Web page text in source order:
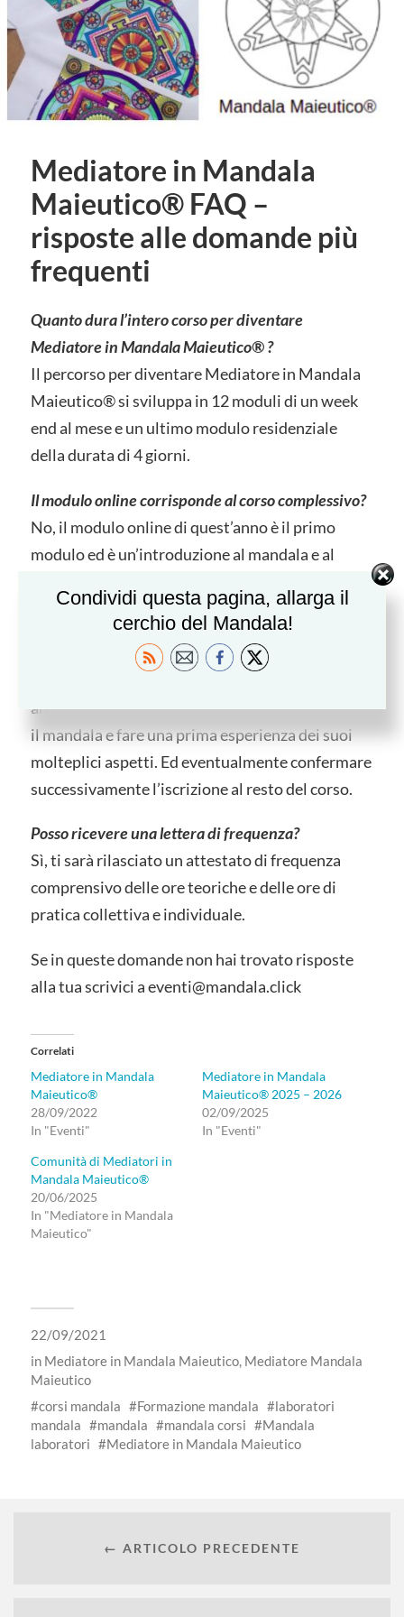
Mediatore in Mandala
Maieutico® FAQ –
risposte alle domande più
frequenti
Quanto dura l’intero corso per diventare
Mediatore in Mandala Maieutico® ?
Il percorso per diventare Mediatore in Mandala
Maieutico® si sviluppa in 12 moduli di un week
end al mese e un ultimo modulo residenziale
della durata di 4 giorni.
Il modulo online corrisponde al corso complessivo?
No, il modulo online di quest’anno è il primo
modulo ed è un’introduzione al mandala e al
Posso frequentare il modulo online di quest’anno e
poi decidere se continuare?
anche nel caso volessi semplicemente incontrare
il mandala e fare una prima esperienza dei suoi
molteplici aspetti. Ed eventualmente confermare
successivamente l’iscrizione al resto del corso.
Posso ricevere una lettera di frequenza?
Sì, ti sarà rilasciato un attestato di frequenza
comprensivo delle ore teoriche e delle ore di
pratica collettiva e individuale.
Se in queste domande non hai trovato risposte
alla tua scrivici a eventi@mandala.click
Correlati
Mediatore in Mandala
Maieutico®
28/09/2022
In "Eventi"
Mediatore in Mandala
Maieutico® 2025 – 2026
02/09/2025
In "Eventi"
Comunità di Mediatori in
Mandala Maieutico®
20/06/2025
In "Mediatore in Mandala
Maieutico"
22/09/2021
in Mediatore in Mandala Maieutico, Mediatore Mandala
Maieutico
corsi mandala
Formazione mandala
laboratori
mandala
mandala mandala corsi
Mandala
laboratori
Mediatore in Mandala Maieutico
← ARTICOLO PRECEDENTE
Condividi questa pagina, allarga il
cerchio del Mandala!